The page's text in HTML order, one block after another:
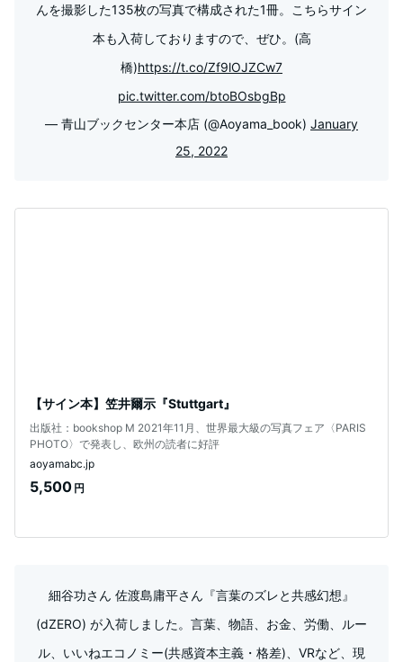
んを撮影した135枚の写真で構成された1冊。こちらサイン
本も入荷しておりますので、ぜひ。(高
橋)https://t.co/Zf9lOJZCw7
pic.twitter.com/btoBOsbgBp
— 青山ブックセンター本店 (@Aoyama_book) January
25, 2022
【サイン本】笠井爾示『Stuttgart』
出版社：bookshop M 2021年11月、世界最大級の写真フェア〈PARIS
PHOTO〉で発表し、欧州の読者に好評
aoyamabc.jp
5,500 円
細谷功さん 佐渡島庸平さん『言葉のズレと共感幻想』
(dZERO) が入荷しました。言葉、物語、お金、労働、ルー
ル、いいねエコノミー(共感資本主義・格差)、VRなど、現